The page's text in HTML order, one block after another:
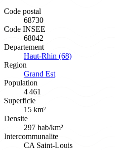
Code postal
68730
Code INSEE
68042
Departement
Haut-Rhin (68)
Region
Grand Est
Population
4 461
Superficie
15 km²
Densite
297 hab/km²
Intercommunalite
CA Saint-Louis